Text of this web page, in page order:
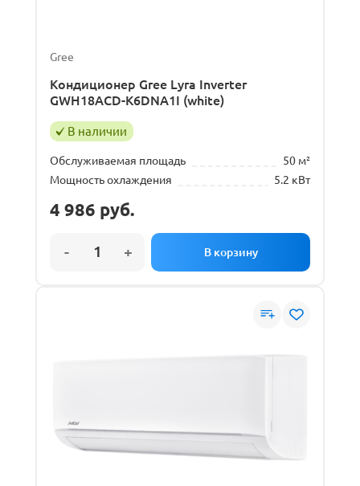
Gree
Кондиционер Gree Lyra Inverter
GWH18ACD-K6DNA1I (white)
В наличии
Обслуживаемая площадь
50 м²
Мощность охлаждения
5.2 кВт
4 986 руб.